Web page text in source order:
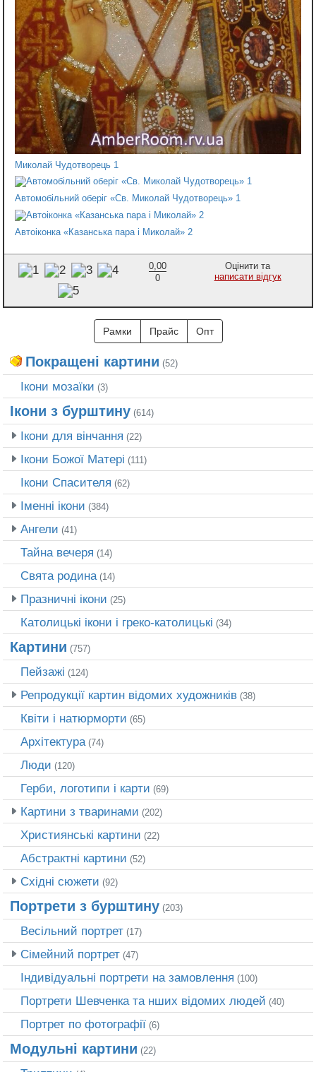
Миколай Чудотворець 1
Автомобільний оберіг «Св. Миколай Чудотворець» 1
Автоіконка «Казанська пара і Миколай» 2
0,00
0
Оцінити та
написати відгук
Рамки Прайс Опт
Покращені картини (52)
Ікони мозаїки (3)
Ікони з бурштину (614)
Ікони для вінчання (22)
Ікони Божої Матері (111)
Ікони Спасителя (62)
Іменні ікони (384)
Ангели (41)
Тайна вечеря (14)
Свята родина(14)
Празничні ікони (25)
Католицькі ікони і греко-католицькі (34)
Картини (757)
Пейзажі (124)
Репродукції картин відомих художників (38)
Квіти і натюрморти (65)
Архітектура(74)
Люди (120)
Герби, логотипи і карти (69)
Картини з тваринами (202)
Християнські картини (22)
Абстрактні картини (52)
Східні сюжети (92)
Портрети з бурштину (203)
Весільний портрет (17)
Сімейний портрет (47)
Індивідуальні портрети на замовлення (100)
Портрети Шевченка та нших відомих людей (40)
Портрет по фотографії (6)
Модульні картини (22)